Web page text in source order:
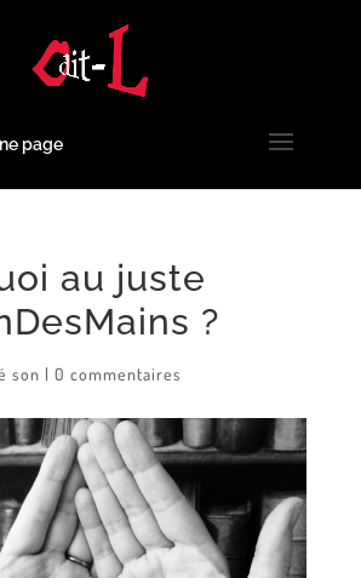
page
au juste
?
son | 0 commentaires